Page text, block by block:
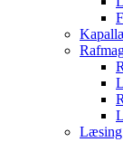
Læsing